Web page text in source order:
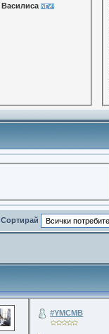
Василиса
Сортирай
#YMCMB